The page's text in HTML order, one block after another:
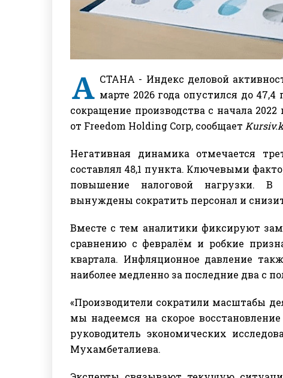
А СТАНА - Индекс деловой
марте 2026 года опустился до
сокращение производства с начала
от Freedom Holding Corp, сообщает
Негативная динамика отмечается
составлял 48,1 пункта. Ключевыми
повышение налоговой нагрузки. В
вынуждены сократить персонал и
Вместе с тем аналитики фиксируют
сравнению с февралём и робкие
квартала. Инфляционное давление
наиболее медленно за последние два с
«Производители сократили масштабы
мы надеемся на скорое
руководитель экономических
Мухамбеталиева.